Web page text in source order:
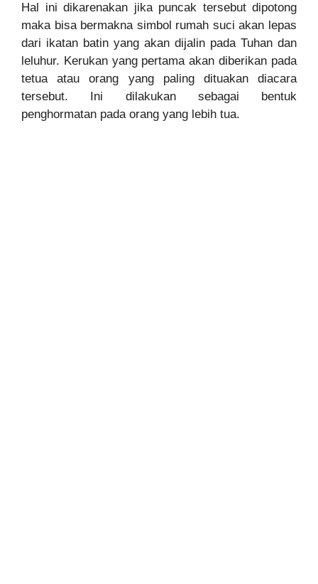
Hal ini dikarenakan jika puncak tersebut dipotong
maka bisa bermakna simbol rumah suci akan lepas
dari ikatan batin yang akan dijalin pada Tuhan dan
leluhur. Kerukan yang pertama akan diberikan pada
tetua atau orang yang paling dituakan diacara
tersebut. Ini dilakukan sebagai bentuk
penghormatan pada orang yang lebih tua.